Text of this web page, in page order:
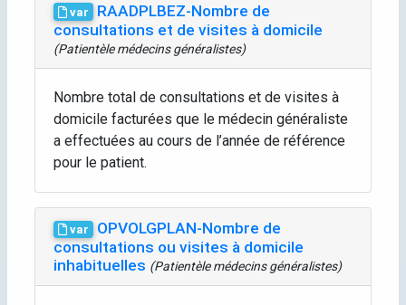
var
RAADPLBEZ-Nombre de
consultations et de visites à domicile
(Patientèle médecins généralistes)
Nombre total de consultations et de visites à
domicile facturées que le médecin généraliste
a effectuées au cours de l’année de référence
pour le patient.
var
OPVOLGPLAN-Nombre de
consultations ou visites à domicile
inhabituelles (Patientèle médecins généralistes)